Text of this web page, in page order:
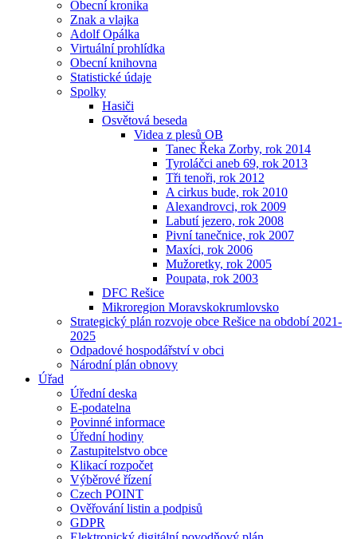
Obecní kronika
Znak a vlajka
Adolf Opálka
Virtuální prohlídka
Obecní knihovna
Statistické údaje
Spolky
Hasiči
Osvětová beseda
Videa z plesů OB
Tanec Řeka Zorby, rok 2014
Tyroláčci aneb 69, rok 2013
Tři tenoři, rok 2012
A cirkus bude, rok 2010
Alexandrovci, rok 2009
Labutí jezero, rok 2008
Pivní tanečnice, rok 2007
Maxíci, rok 2006
Mužoretky, rok 2005
Poupata, rok 2003
DFC Rešice
Mikroregion Moravskokrumlovsko
Strategický plán rozvoje obce Rešice na období 2021-
2025
Odpadové hospodářství v obci
Národní plán obnovy
Úřad
Úřední deska
E-podatelna
Povinné informace
Úřední hodiny
Zastupitelstvo obce
Klikací rozpočet
Výběrové řízení
Czech POINT
Ověřování listin a podpisů
GDPR